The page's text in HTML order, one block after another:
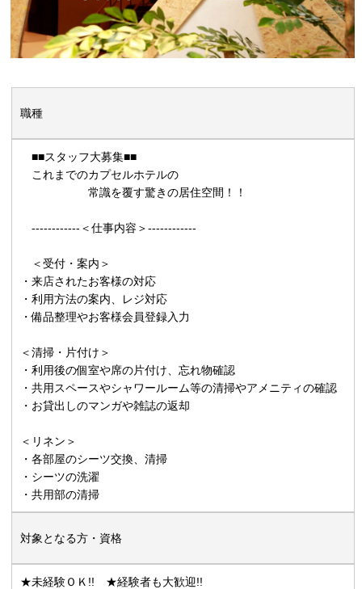
職種
■■スタッフ大募集■■
これまでのカプセルホテルの
常識を覆す驚きの居住空間！！
------------＜仕事内容＞------------
＜受付・案内＞
・来店されたお客様の対応
・利用方法の案内、レジ対応
・備品整理やお客様会員登録入力
＜清掃・片付け＞
・利用後の個室や席の片付け、忘れ物確認
・共用スペースやシャワールーム等の清掃やアメニティの確認
・お貸出しのマンガや雑誌の返却
＜リネン＞
・各部屋のシーツ交換、清掃
・シーツの洗濯
・共用部の清掃
対象となる方・資格
★未経験ＯＫ!! ★経験者も大歓迎!!